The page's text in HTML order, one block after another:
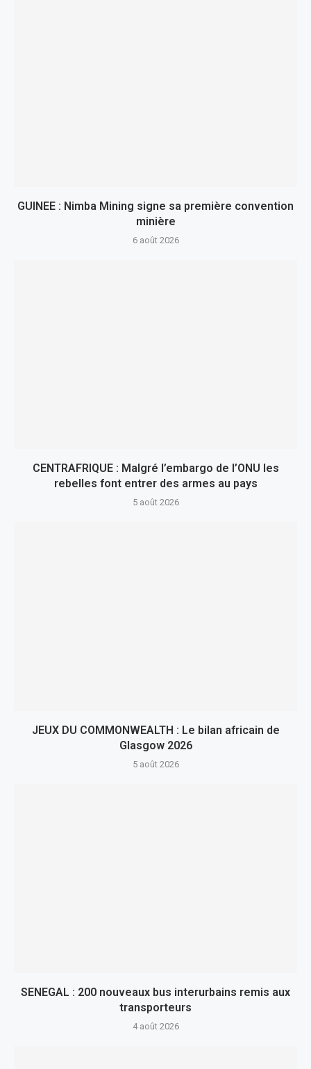
GUINEE : Nimba Mining signe sa première convention
minière
6 août 2026
CENTRAFRIQUE : Malgré l’embargo de l’ONU les
rebelles font entrer des armes au pays
5 août 2026
JEUX DU COMMONWEALTH : Le bilan africain de
Glasgow 2026
5 août 2026
SENEGAL : 200 nouveaux bus interurbains remis aux
transporteurs
4 août 2026